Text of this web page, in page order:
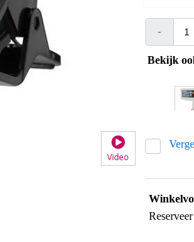
Video
-
Bekijk